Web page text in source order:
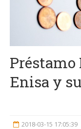
Enisa y
2018-03-15 17:05:39